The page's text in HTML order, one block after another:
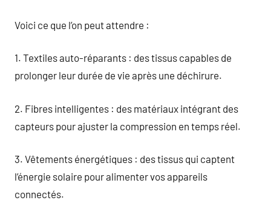
Voici ce que l’on peut attendre :
1. Textiles auto-réparants : des tissus capables de
prolonger leur durée de vie après une déchirure.
2. Fibres intelligentes : des matériaux intégrant des
capteurs pour ajuster la compression en temps réel.
3. Vêtements énergétiques : des tissus qui captent
l’énergie solaire pour alimenter vos appareils
connectés.